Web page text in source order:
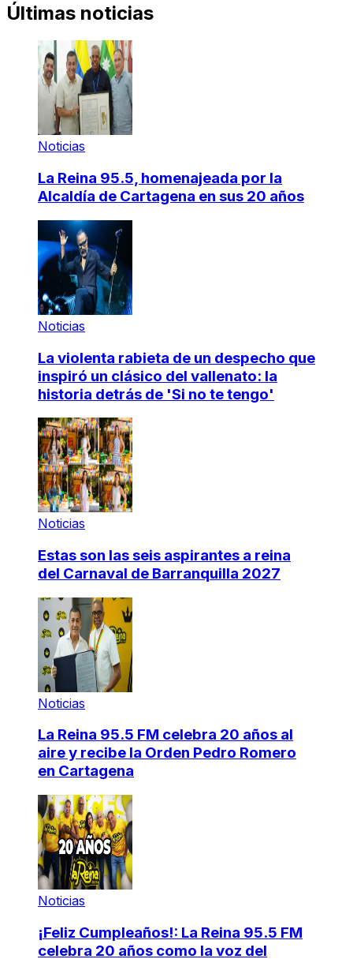
Últimas noticias
Noticias
La Reina 95.5, homenajeada por la
Alcaldía de Cartagena en sus 20 años
Noticias
La violenta rabieta de un despecho que
inspiró un clásico del vallenato: la
historia detrás de 'Si no te tengo'
Noticias
Estas son las seis aspirantes a reina
del Carnaval de Barranquilla 2027
Noticias
La Reina 95.5 FM celebra 20 años al
aire y recibe la Orden Pedro Romero
en Cartagena
Noticias
¡Feliz Cumpleaños!: La Reina 95.5 FM
celebra 20 años como la voz del